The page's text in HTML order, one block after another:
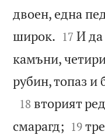
двоен, една
широк. 

17 И да
камъни,
рубин, топаз и

18 вторият
смарагд; 

19